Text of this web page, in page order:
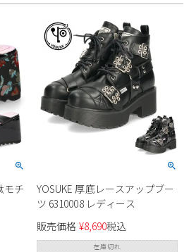
モチ
YOSUKE 厚底レースアップブー
ツ 6310008 レディース
販売価格 ¥8,690税込
在庫切れ